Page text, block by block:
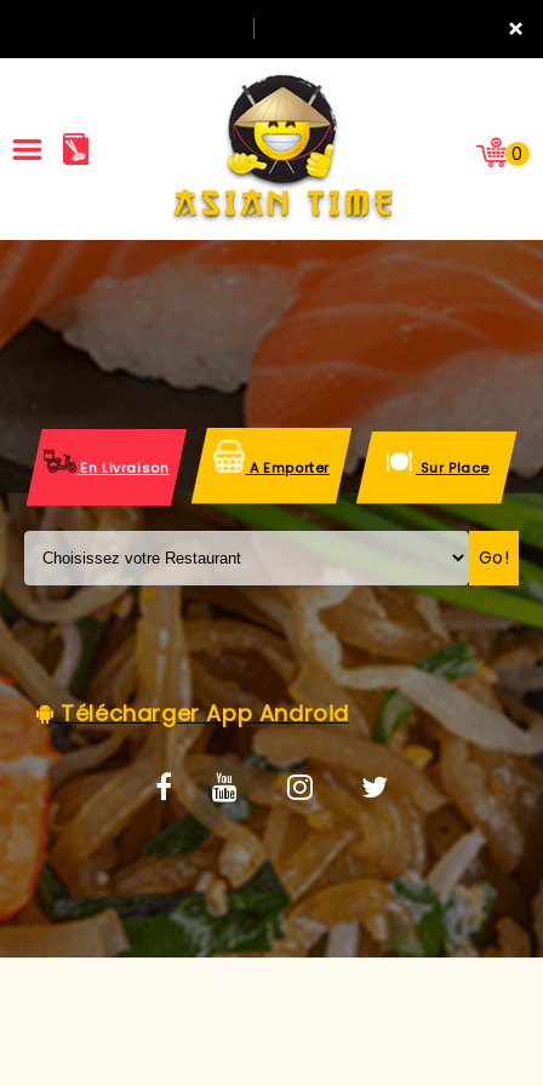
×
ACCUEIL
LA CARTE
VOS AVIS
MENTIONS LÉGALES
C.G.V
0
En Livraison A Emporter Sur Place
Go!
Télécharger App Android